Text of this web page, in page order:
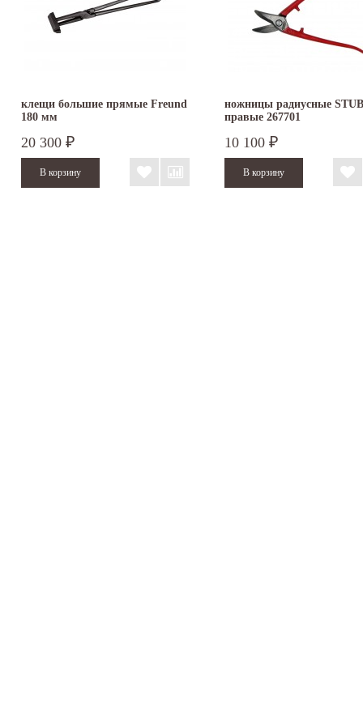
клещи большие прямые Freund
180 мм
20 300 ₽
ножницы радиусные
правые 267701
10 100 ₽